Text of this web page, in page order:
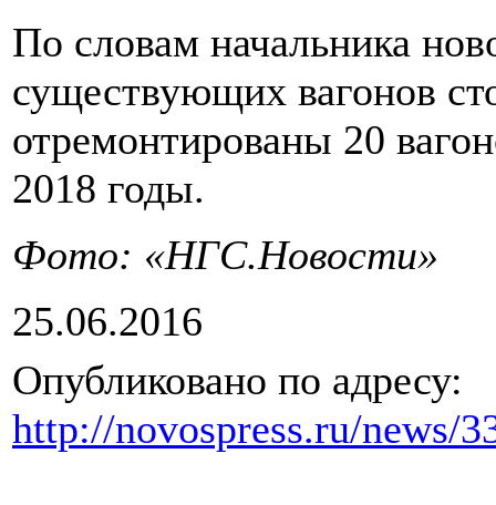
По словам начальника
существующих вагонов
отремонтированы 20
2018 годы.
Фото: «НГС.Новости»
25.06.2016
Опубликовано по адресу:
http://novospress.ru/news/